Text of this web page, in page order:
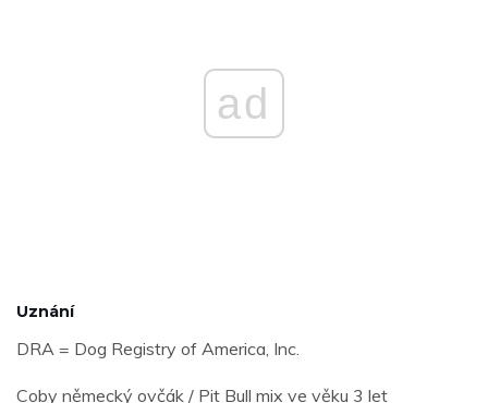
ad
Uznání
DRA = Dog Registry of America, Inc.
Coby německý ovčák / Pit Bull mix ve věku 3 let